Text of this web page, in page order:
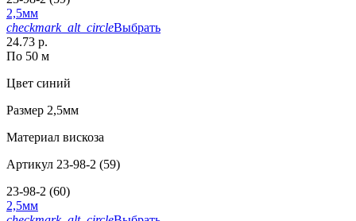
2,5мм
checkmark_alt_circleВыбрать
24.73 р.
По 50 м
Цвет синий
Размер 2,5мм
Материал вискоза
Артикул 23-98-2 (59)
23-98-2 (60)
2,5мм